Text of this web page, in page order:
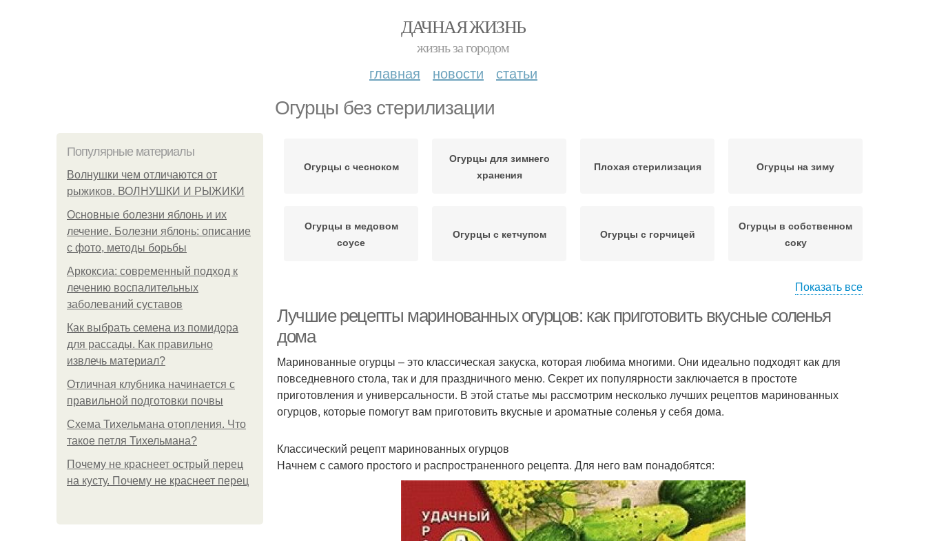
ДАЧНАЯ ЖИЗНЬ
жизнь за городом
главная новости статьи
Огурцы без стерилизации
Популярные материалы
Волнушки чем отличаются от
рыжиков. ВОЛНУШКИ И РЫЖИКИ
Основные болезни яблонь и их
лечение. Болезни яблонь: описание
с фото, методы борьбы
Аркоксиа: современный подход к
лечению воспалительных
заболеваний суставов
Как выбрать семена из помидора
для рассады. Как правильно
извлечь материал?
Отличная клубника начинается с
правильной подготовки почвы
Схема Тихельмана отопления. Что
такое петля Тихельмана?
Почему не краснеет острый перец
на кусту. Почему не краснеет перец
Огурцы с чесноком
Огурцы для зимнего
хранения
Плохая стерилизация Огурцы на зиму
Огурцы в медовом
соусе
Огурцы с кетчупом Огурцы с горчицей
Огурцы в собственном
соку
вкусом
Огурцы с лимонной
кислотой
Огурцы с необычными
ингредиентами
Огурцы с луком Малосольные огурцы Соленые огурцы
листьями
Огурцы в соусе Резаные огурцы
Показать все
Лучшие рецепты маринованных огурцов: как приготовить вкусные соленья
дома
Маринованные огурцы – это классическая закуска, которая любима многими. Они идеально подходят как для
повседневного стола, так и для праздничного меню. Секрет их популярности заключается в простоте
приготовления и универсальности. В этой статье мы рассмотрим несколько лучших рецептов маринованных
огурцов, которые помогут вам приготовить вкусные и ароматные соленья у себя дома.
Классический рецепт маринованных огурцов
Начнем с самого простого и распространенного рецепта. Для него вам понадобятся: